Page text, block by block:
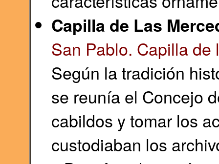
Capilla de Las
San Pablo. Capilla de
Según la tradición
se reunía el Concejo
cabildos y tomar los
custodiaban los